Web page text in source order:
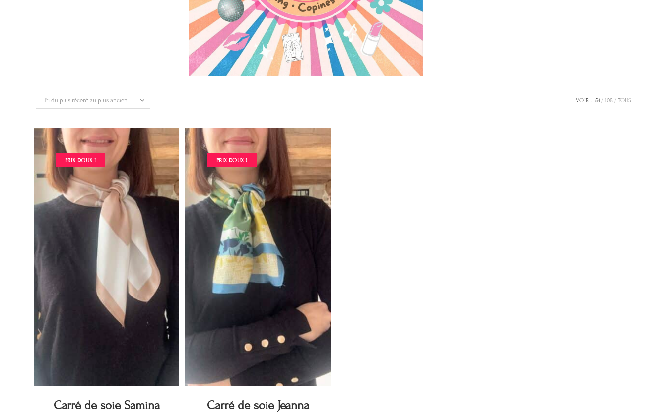
Tri du plus récent au plus ancien VOIR : 54 108 TOUS
PRIX DOUX !
Carré de soie Samina
PRIX DOUX !
Carré de soie Jeanna